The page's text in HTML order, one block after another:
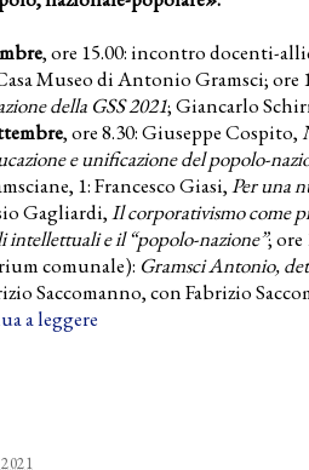
, ore 15.00: incontro docenti-
Museo di Antonio Gramsci; ore
della GSS 2021; Giancarlo
, ore 8.30: Giuseppe Cospito,
e unificazione del popolo-
1: Francesco Giasi,Per una
Gagliardi,Il corporativismo come
intellettuali e il “popolo-nazione”; ore
comunale): Gramsci Antonio,
Saccomanno, con Fabrizio
a leggere